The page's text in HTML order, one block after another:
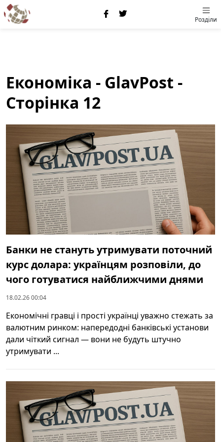
Розділи
Економіка - GlavPost -
Сторінка 12
Банки не стануть утримувати поточний
курс долара: українцям розповіли, до
чого готуватися найближчими днями
18.02.26 00:04
Економічні гравці і прості українці уважно стежать за
валютним ринком: напередодні банківські установи
дали чіткий сигнал — вони не будуть штучно
утримувати ...